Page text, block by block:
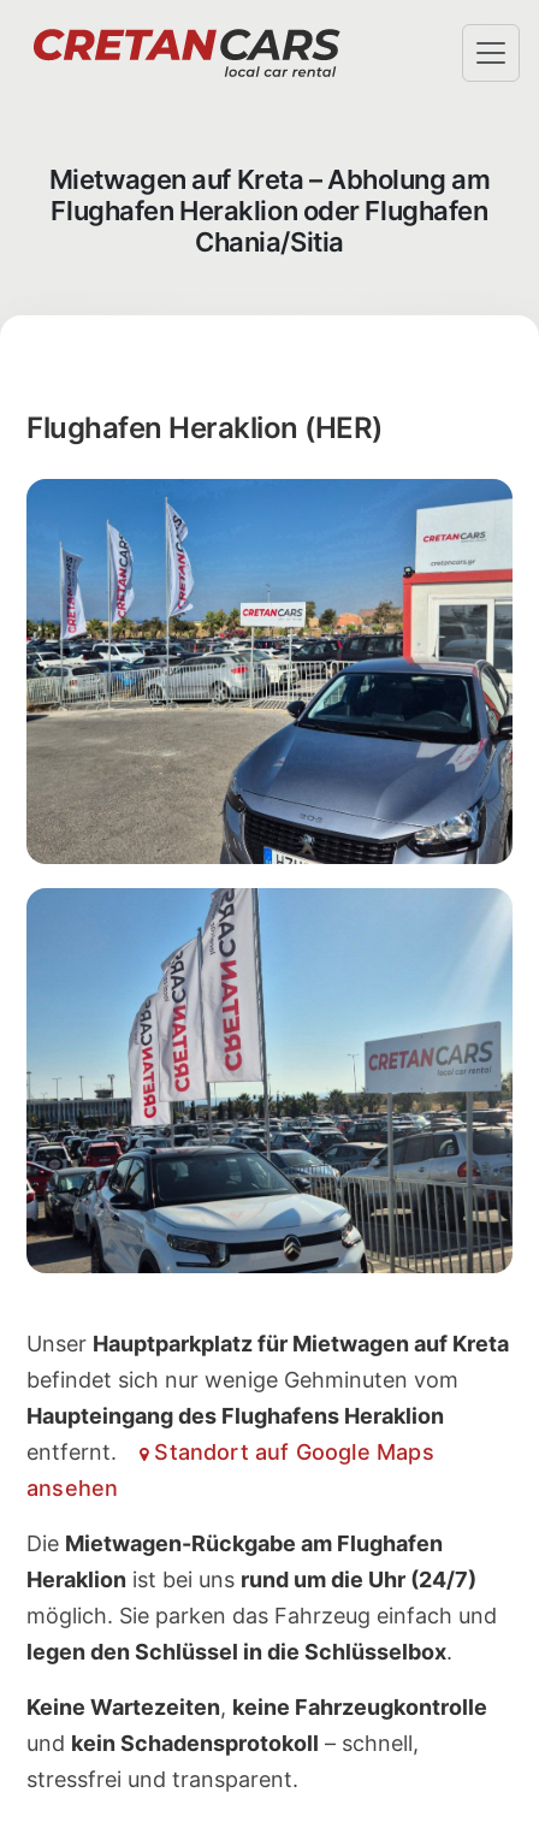
FLUGHAFEN ABHOLUNG
HOTELZUSTELLUNG
HÄUFIGE FRAGEN
ÜBER UNS
Mietwagen auf Kreta – Abholung am
Flughafen Heraklion oder Flughafen
Chania/Sitia
Flughafen Heraklion (HER)
Unser Hauptparkplatz für Mietwagen auf Kreta
befindet sich nur wenige Gehminuten vom
Haupteingang des Flughafens Heraklion
entfernt.
Standort auf Google Maps
ansehen
Die Mietwagen-Rückgabe am Flughafen
Heraklion ist bei uns rund um die Uhr (24/7)
möglich. Sie parken das Fahrzeug einfach und
legen den Schlüssel in die Schlüsselbox.
Keine Wartezeiten, keine Fahrzeugkontrolle
und kein Schadensprotokoll – schnell,
stressfrei und transparent.